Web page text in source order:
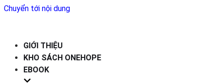
Chuyển tới nội dung
GIỚI THIỆU
KHO SÁCH ONEHOPE
EBOOK